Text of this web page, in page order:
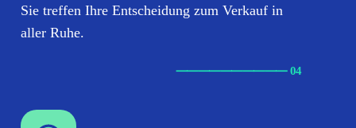
Sie treffen Ihre Entscheidung zum Verkauf in
aller Ruhe.
⸺⸺⸺⸺⸺ 04